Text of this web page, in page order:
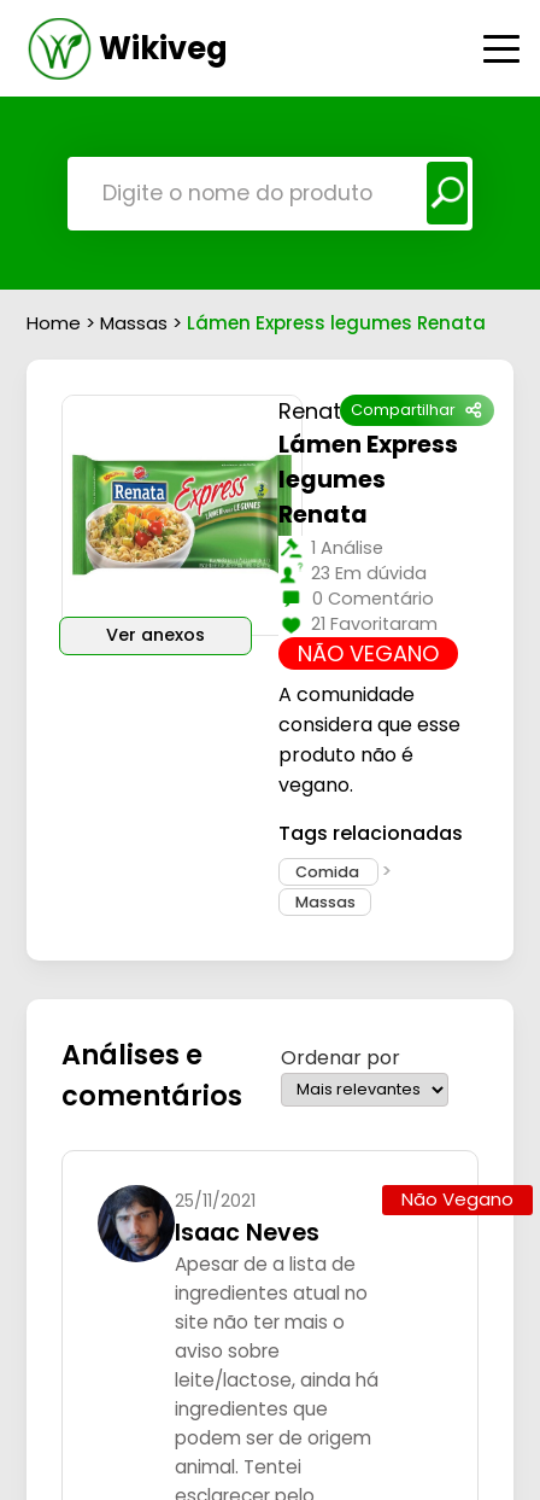
Wikiveg
Home >Massas > Lámen Express legumes Renata
Compartilhar
Ver anexos
Renata
Lámen Express
legumes
Renata
1 Análise
23 Em dúvida
0 Comentário
21 Favoritaram
NÃO VEGANO
A comunidade
considera que esse
produto não é
vegano.
Tags relacionadas
Comida
Massas
Análises e
comentários
Ordenar por
25/11/2021
Isaac Neves
Apesar de a lista de
ingredientes atual no
site não ter mais o
aviso sobre
leite/lactose, ainda há
ingredientes que
podem ser de origem
animal. Tentei
Não Vegano